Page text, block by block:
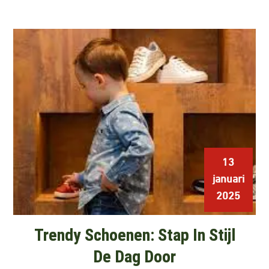
13
januari
2025
Trendy Schoenen: Stap In Stijl
De Dag Door